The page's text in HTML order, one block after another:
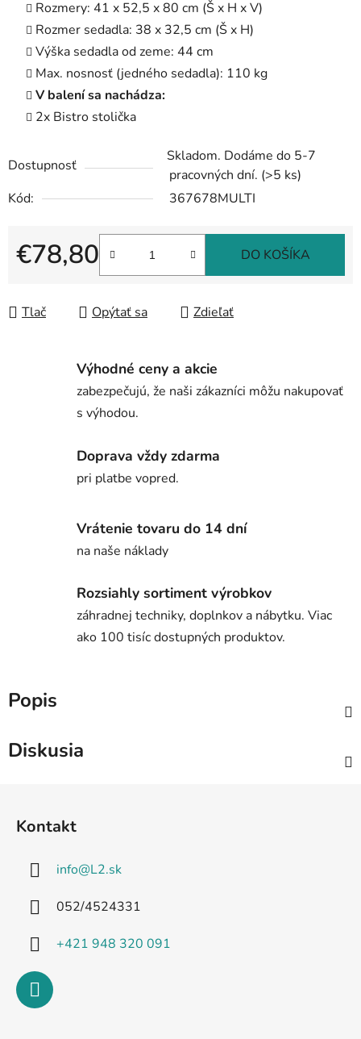
Rozmery: 41 x 52,5 x 80 cm (Š x H x V)
Rozmer sedadla: 38 x 32,5 cm (Š x H)
Výška sedadla od zeme: 44 cm
Max. nosnosť (jedného sedadla): 110 kg
V balení sa nachádza:
2x Bistro stolička
Dostupnosť
Skladom. Dodáme do 5-7
pracovných dní. (>5 ks)
Kód:
367678MULTI
€78,80
Jednotková cena:
DO KOŠÍKA
Tlač Opýtať sa Zdieľať
Výhodné ceny a akcie
zabezpečujú, že naši zákazníci môžu nakupovať
s výhodou.
Doprava vždy zdarma
pri platbe vopred.
Vrátenie tovaru do 14 dní
na naše náklady
Rozsiahly sortiment výrobkov
záhradnej techniky, doplnkov a nábytku. Viac
ako 100 tisíc dostupných produktov.
Popis
Diskusia
Kontakt
info@L2.sk
052/4524331
+421 948 320 091